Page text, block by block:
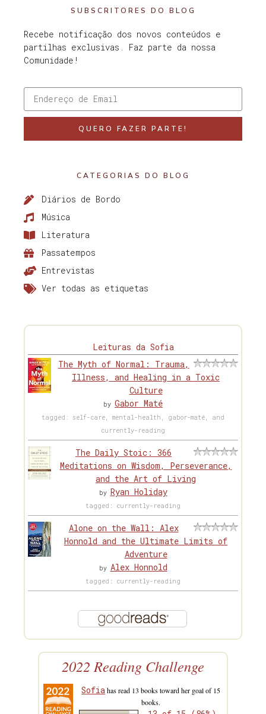
SUBSCRITORES DO BLOG
Recebe notificação dos novos conteúdos e
partilhas exclusivas. Faz parte da nossa
Comunidade!
QUERO FAZER PARTE!
CATEGORIAS DO BLOG
Diários de Bordo
Música
Literatura
Passatempos
Entrevistas
Ver todas as etiquetas
Leituras da Sofia
The Myth of Normal: Trauma,
Illness, and Healing in a Toxic
Culture
by Gabor Maté
tagged: self-care, mental-health, gabor-maté, and
currently-reading
The Daily Stoic: 366
Meditations on Wisdom, Perseverance,
and the Art of Living
by Ryan Holiday
tagged: currently-reading
Alone on the Wall: Alex
Honnold and the Ultimate Limits of
Adventure
by Alex Honnold
tagged: currently-reading
2022 Reading Challenge
Sofiahas read 13 books toward her goal of 15
books.